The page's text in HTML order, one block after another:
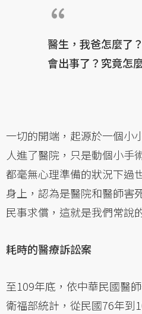
醫生，我爸怎麼了
會出事了？究竟怎
一切的開端，起源於一個小
人進了醫院，只是動個小手
都毫無心理準備的狀況下過
身上，認為是醫院和醫師害
民事求償，這就是我們常說
耗時的醫療訴訟案
至109年底，依中華民國醫
衛福部統計，從民國76年到